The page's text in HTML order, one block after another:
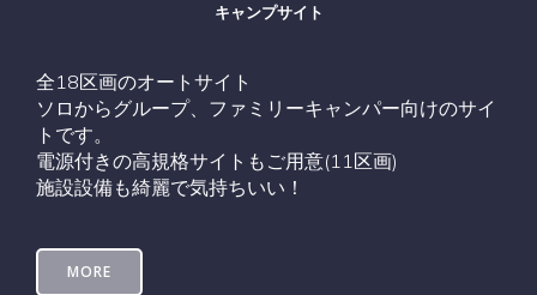
キャンプサイト
全18区画のオートサイト
ソロからグループ、ファミリーキャンパー向けのサイ
トです。
電源付きの高規格サイトもご用意(11区画)
施設設備も綺麗で気持ちいい！
MORE